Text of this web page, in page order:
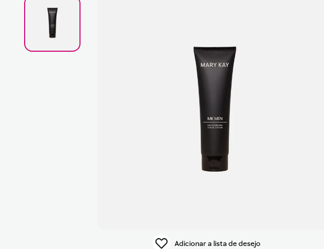
hidratante
mascara cilios
protetor solar